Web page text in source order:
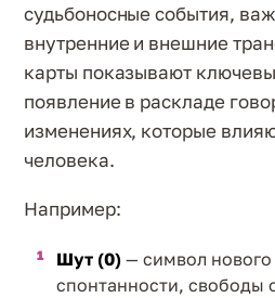
судьбоносные события,
внутренние и внешние
карты показывают
появление в раскладе
изменениях, которые
человека.
Например:
Шут (0) — символ нового
спонтанности, свободы